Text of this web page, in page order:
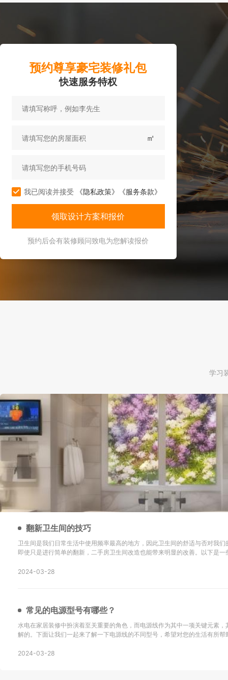
预约尊享豪宅装修礼包
快速服务特权
㎡
我已阅读并接受 《隐私政策》 《服务条款》
预约后会有装修顾问致电为您解读报价
学习
翻新卫生间的技巧
卫生间是我们日常生活中使用频率最高的地方，因此卫生间的舒适与否对我们
即使只是进行简单的翻新，二手房卫生间改造也能带来明显的改善。以下是一
铺设瓷砖是很重要的。确保地砖的铺设
2024-03-28
常见的电源型号有哪些？
水电在家居装修中扮演着至关重要的角色，而电源线作为其中一项关键元素，
解的。下面让我们一起来了解一下电源线的不同型号，希望对您的生活有所帮助！ SYV：这
同轴电缆。 KVV：这种电缆采用聚氯乙烯
2024-03-28